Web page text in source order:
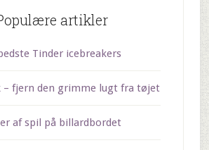
artikler
Tinder icebreakers
– fjern den grimme lugt fra tøjet
af spil på billardbordet